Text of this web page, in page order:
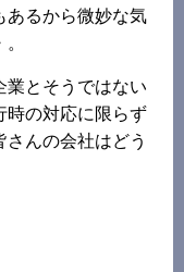
あるから微妙な気
業とそうではない
時の対応に限らず
んの会社はどう